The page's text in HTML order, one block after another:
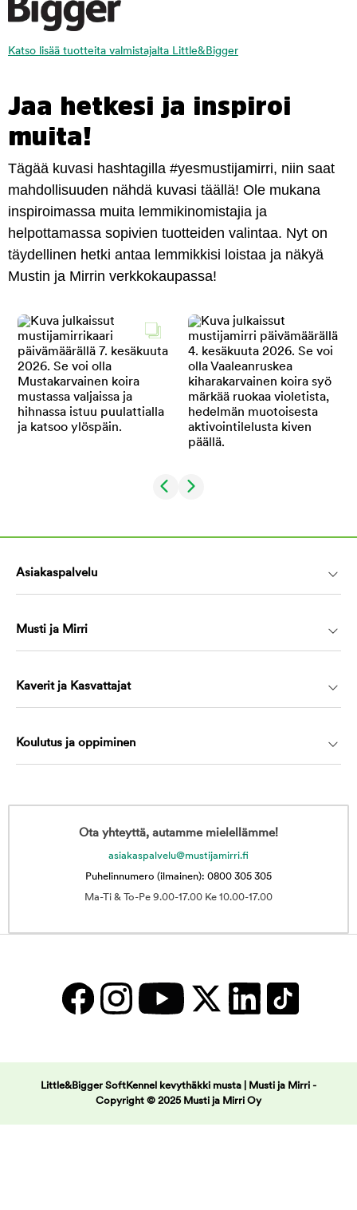
Katso lisää tuotteita valmistajalta Little&Bigger
Jaa hetkesi ja inspiroi
muita!
Tägää kuvasi hashtagilla #yesmustijamirri, niin saat
mahdollisuuden nähdä kuvasi täällä! Ole mukana
inspiroimassa muita lemmikinomistajia ja
helpottamassa sopivien tuotteiden valintaa. Nyt on
täydellinen hetki antaa lemmikkisi loistaa ja näkyä
Mustin ja Mirrin verkkokaupassa!
Asiakaspalvelu
Musti ja Mirri
Kaverit ja Kasvattajat
Koulutus ja oppiminen
Ota yhteyttä, autamme mielellämme!
asiakaspalvelu@mustijamirri.fi
Puhelinnumero (ilmainen): 0800 305 305
Ma-Ti & To-Pe 9.00-17.00 Ke 10.00-17.00
Little&Bigger SoftKennel kevythäkki musta | Musti ja Mirri -
Copyright © 2025 Musti ja Mirri Oy